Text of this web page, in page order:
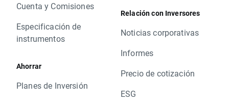
Cuenta y Comisiones
Especificación de
instrumentos
Ahorrar
Planes de Inversión
Relación con Inversores
Noticias corporativas
Informes
Precio de cotización
ESG